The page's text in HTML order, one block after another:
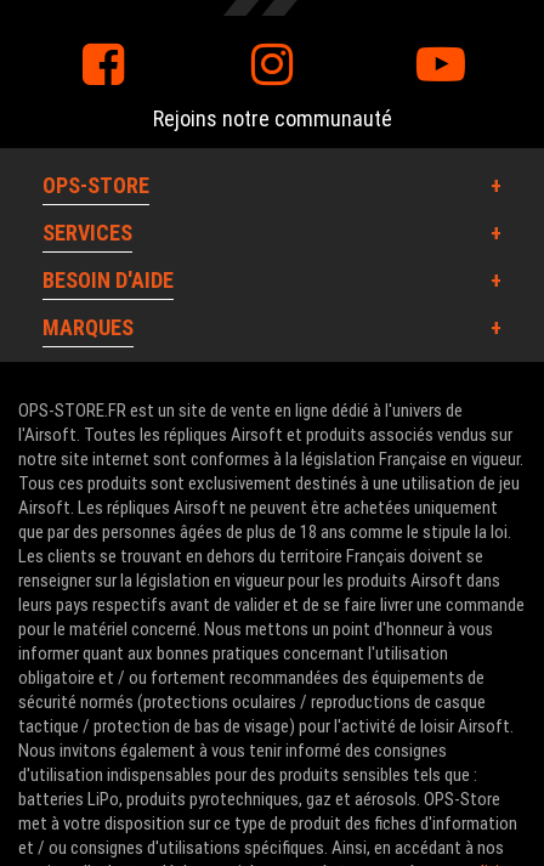
Rejoins notre communauté
OPS-STORE
SERVICES
BESOIN D'AIDE
MARQUES
OPS-STORE.FR est un site de vente en ligne dédié à l'univers de
l'Airsoft. Toutes les répliques Airsoft et produits associés vendus sur
notre site internet sont conformes à la législation Française en vigueur.
Tous ces produits sont exclusivement destinés à une utilisation de jeu
Airsoft. Les répliques Airsoft ne peuvent être achetées uniquement
que par des personnes âgées de plus de 18 ans comme le stipule la loi.
Les clients se trouvant en dehors du territoire Français doivent se
renseigner sur la législation en vigueur pour les produits Airsoft dans
leurs pays respectifs avant de valider et de se faire livrer une commande
pour le matériel concerné. Nous mettons un point d'honneur à vous
informer quant aux bonnes pratiques concernant l'utilisation
obligatoire et / ou fortement recommandées des équipements de
sécurité normés (protections oculaires / reproductions de casque
tactique / protection de bas de visage) pour l'activité de loisir Airsoft.
Nous invitons également à vous tenir informé des consignes
d'utilisation indispensables pour des produits sensibles tels que :
batteries LiPo, produits pyrotechniques, gaz et aérosols. OPS-Store
met à votre disposition sur ce type de produit des fiches d'information
et / ou consignes d'utilisations spécifiques. Ainsi, en accédant à nos